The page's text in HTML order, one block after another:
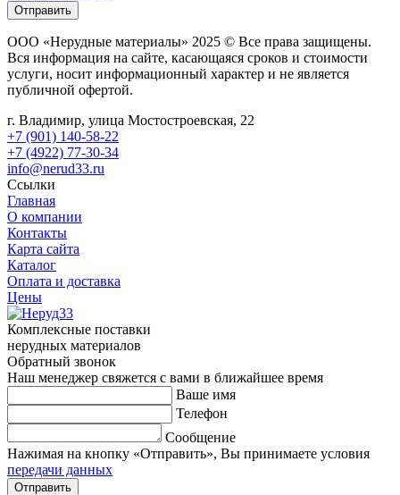
Отправить
ООО «Нерудные материалы» 2025 © Все права защищены.
Вся информация на сайте, касающаяся сроков и стоимости
услуги, носит информационный характер и не является
публичной офертой.
г. Владимир, улица Мостостроевская, 22
+7 (901) 140-58-22
+7 (4922) 77-30-34
info@nerud33.ru
Ссылки
Главная
О компании
Контакты
Карта сайта
Каталог
Оплата и доставка
Цены
Комплексные поставки
нерудных материалов
Обратный звонок
Наш менеджер свяжется с вами в ближайшее время
Ваше имя
Телефон
Сообщение
Нажимая на кнопку «Отправить», Вы принимаете условия
передачи данных
Отправить